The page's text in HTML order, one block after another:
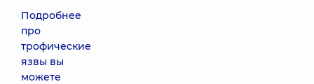
Подробнее
про
трофические
язвы вы
можете